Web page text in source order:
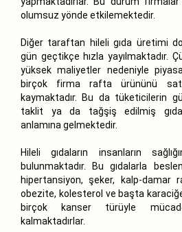
olumsuz yönde etkilemektedir.
Diğer taraftan hileli gıda üretimi
gün geçtikçe hızla yayılmaktadır.
yüksek maliyetler nedeniyle
birçok firma rafta ürününü
kaymaktadır. Bu da tüketicilerin
taklit ya da tağşiş edilmiş
anlamına gelmektedir.
Hileli gıdaların insanların
bulunmaktadır. Bu gıdalarla
hipertansiyon, şeker, kalp-damar
obezite, kolesterol ve başta
birçok kanser türüyle
kalmaktadırlar.